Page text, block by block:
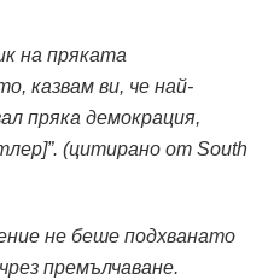
на пряката
казвам ви, че най-
пряка демокрация,
(цитирано от South
не беше подхванато
премълчаване.